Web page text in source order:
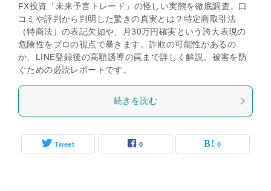
FX投資「未来予言トレード」の怪しい実態を徹底調査。口
コミや評判から判明した驚きの真実とは？特定商取引法
（特商法）の表記欠如や、月30万円確実という誇大表現の
危険性をプロの視点で暴きます。詐欺の可能性があるの
か、LINE登録後の高額誘導の罠まで詳しく解説。被害を防
ぐための必読レポートです。
続きを読む
Tweet 0 0